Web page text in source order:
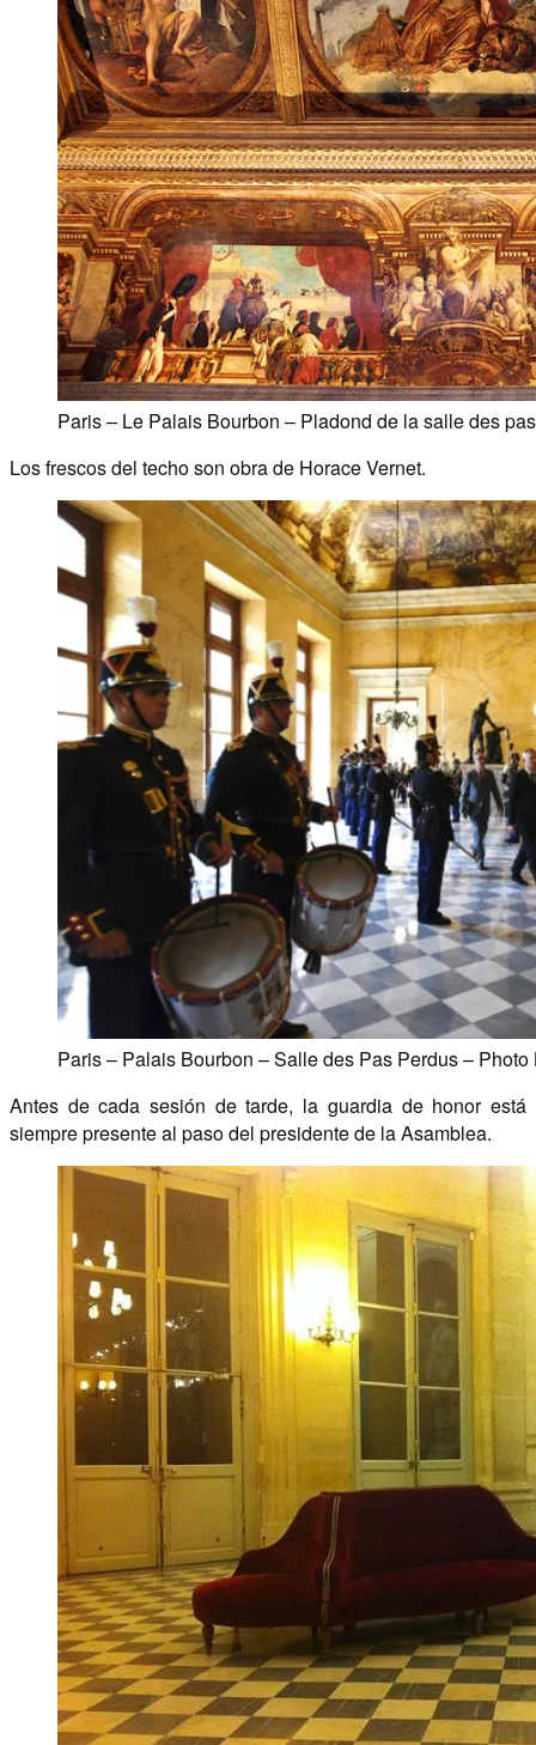
Paris – Le Palais Bourbon – Pladond de la salle des
Los frescos del techo son obra de Horace Vernet.
Paris – Palais Bourbon – Salle des Pas Perdus – Photo
Antes de cada sesión de tarde, la guardia de honor está
siempre presente al paso del presidente de la Asamblea.